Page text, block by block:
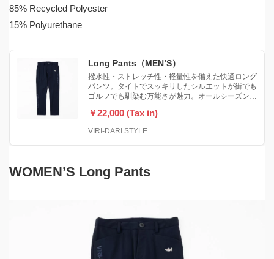
85% Recycled Polyester
15% Polyurethane
Long Pants（MEN’S）
撥水性・ストレッチ性・軽量性を備えた快適ロング
パンツ。タイトでスッキリしたシルエットが街でも
ゴルフでも馴染む万能さが魅力。オールシーズン活
￥22,000 (Tax in)
VIRI-DARI STYLE
WOMEN’S Long Pants